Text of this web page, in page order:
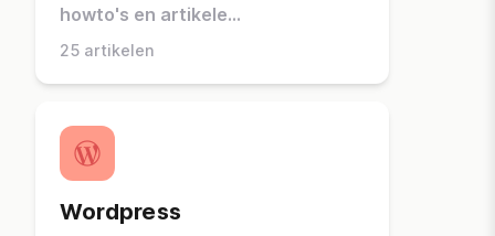
howto's en artikele...
25 artikelen
Wordpress